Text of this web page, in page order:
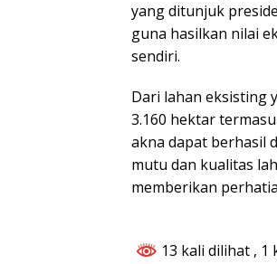
yang ditunjuk
guna hasilkan nilai
sendiri.
Dari lahan eksisting
3.160 hektar
akna dapat berhasil
mutu dan kualitas
memberikan
13 kali dilihat , 1